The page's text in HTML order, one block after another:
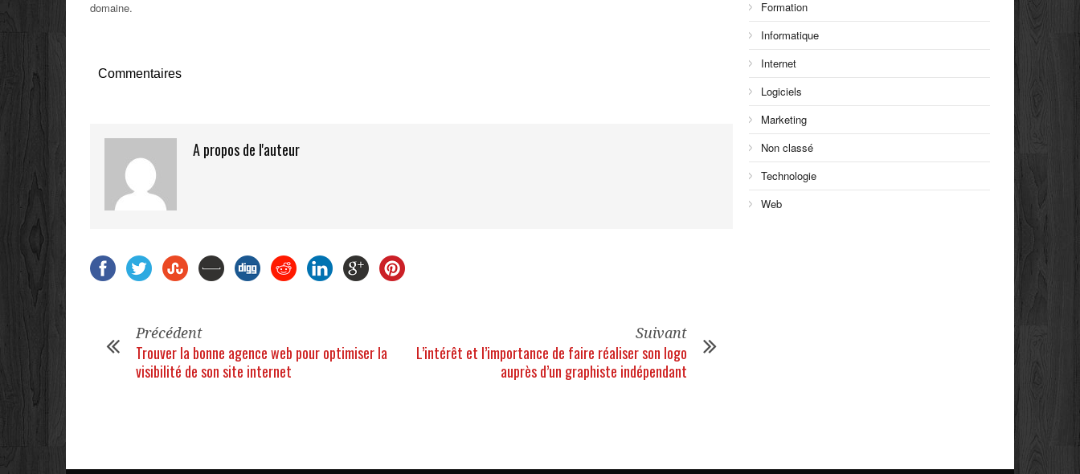
domaine.
Commentaires
A propos de l'auteur
Précédent
Trouver la bonne agence web pour optimiser la
visibilité de son site internet
Suivant
L’intérêt et l’importance de faire réaliser son logo
auprès d’un graphiste indépendant
Formation
Informatique
Internet
Logiciels
Marketing
Non classé
Technologie
Web